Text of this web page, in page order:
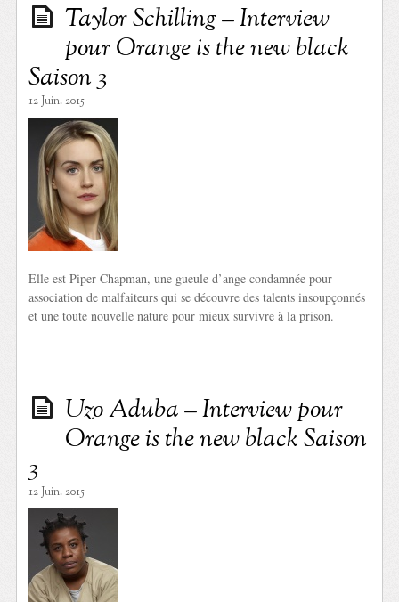
Taylor Schilling – Interview
pour Orange is the new black
Saison 3
12 Juin. 2015
Elle est Piper Chapman, une gueule d’ange condamnée pour
association de malfaiteurs qui se découvre des talents insoupçonnés
et une toute nouvelle nature pour mieux survivre à la prison.
Uzo Aduba – Interview pour
Orange is the new black Saison
3
12 Juin. 2015